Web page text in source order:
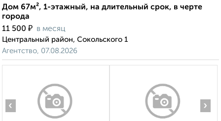
Дом 67м², 1-этажный, на длительный срок, в черте
города
11 500 ₽ в месяц
Центральный район, Сокольского 1
Агентство, 07.08.2026
‹ ›